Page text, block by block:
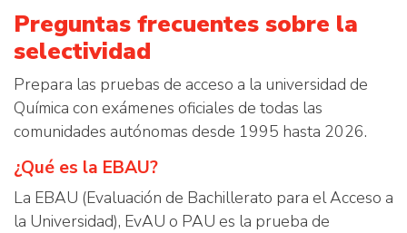
Preguntas frecuentes sobre la
selectividad
Prepara las pruebas de acceso a la universidad de
Química con exámenes oficiales de todas las
comunidades autónomas desde 1995 hasta 2026.
¿Qué es la EBAU?
La EBAU (Evaluación de Bachillerato para el Acceso a
la Universidad), EvAU o PAU es la prueba de